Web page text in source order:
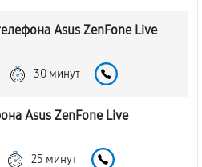
Asus ZenFone Live
30 минут
Asus ZenFone Live
25 минут